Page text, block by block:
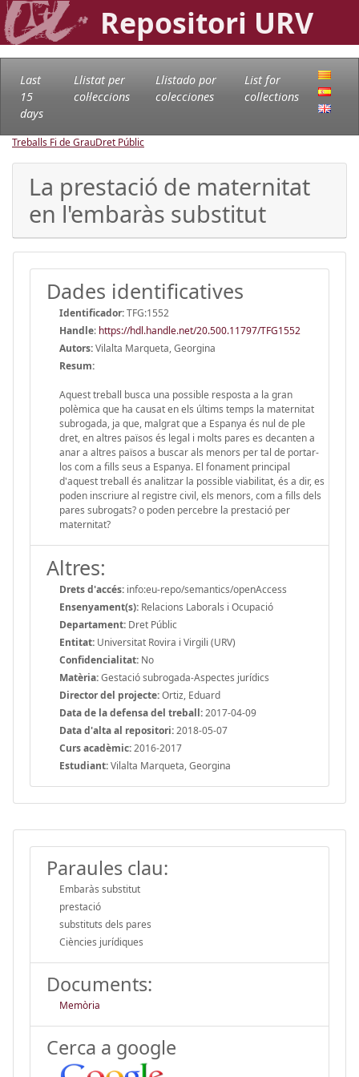
Repositori URV
Last
15
days
Llistat per
col·leccions
Llistado por
colecciones
List for
collections
Treballs Fi de GrauDret Públic
La prestació de maternitat
en l'embaràs substitut
Dades identificatives
Identificador:TFG:1552
Handle: https://hdl.handle.net/20.500.11797/TFG1552
Autors:Vilalta Marqueta, Georgina
Resum:
Aquest treball busca una possible resposta a la gran
polèmica que ha causat en els últims temps la maternitat
subrogada, ja que, malgrat que a Espanya és nul de ple
dret, en altres països és legal i molts pares es decanten a
anar a altres països a buscar als menors per tal de portar-
los com a fills seus a Espanya. El fonament principal
d'aquest treball és analitzar la possible viabilitat, és a dir, es
poden inscriure al registre civil, els menors, com a fills dels
pares subrogats? o poden percebre la prestació per
maternitat?
Altres:
Drets d'accés: info:eu-repo/semantics/openAccess
Ensenyament(s): Relacions Laborals i Ocupació
Departament: Dret Públic
Entitat: Universitat Rovira i Virgili (URV)
Confidencialitat: No
Matèria:Gestació subrogada-Aspectes jurídics
Director del projecte:Ortiz, Eduard
Data de la defensa del treball:2017-04-09
Data d'alta al repositori:2018-05-07
Curs acadèmic:2016-2017
Estudiant:Vilalta Marqueta, Georgina
Paraules clau:
Embaràs substitut
prestació
substituts dels pares
Ciències jurídiques
Documents:
Memòria
Cerca a google